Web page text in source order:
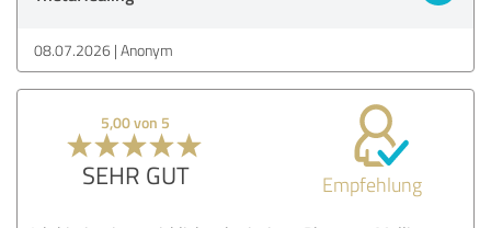
08.07.2026 Anonym
5,00 von 5
SEHR GUT Empfehlung